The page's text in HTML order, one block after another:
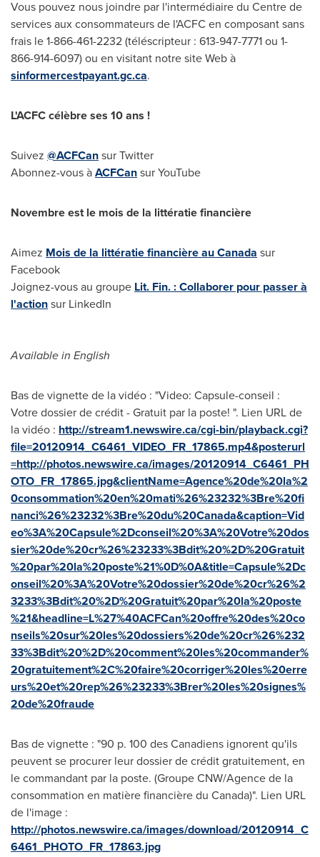
Vous pouvez nous joindre par l'intermédiaire du Centre de
services aux consommateurs de l'ACFC en composant sans
frais le 1-866-461-2232 (téléscripteur : 613-947-7771 ou 1-
866-914-6097) ou en visitant notre site Web à
sinformercestpayant.gc.ca.
L'ACFC célèbre ses 10 ans !
Suivez @ACFCansur Twitter
Abonnez-vous àACFCansur YouTube
Novembre est le mois de la littératie financière
Aimez Mois de la littératie financière auCanada sur
Facebook
Joignez-vous au groupe Lit. Fin. : Collaborer pour passer à
l'actionsur LinkedIn
Available in English
Bas de vignette de la vidéo : "Video: Capsule-conseil :
Votre dossier de crédit - Gratuit par la poste! ". Lien URL de
la vidéo : http://stream1.newswire.ca/cgi-bin/playback.cgi?
file=20120914_C6461_VIDEO_FR_17865.mp4&posterurl
=http://photos.newswire.ca/images/20120914_C6461_PH
OTO_FR_17865.jpg&clientName=Agence%20de%20la%2
0consommation%20en%20mati%26%23232%3Bre%20fi
nanci%26%23232%3Bre%20du%20Canada&caption=Vid
eo%3A%20Capsule%2Dconseil%20%3A%20Votre%20dos
sier%20de%20cr%26%23233%3Bdit%20%2D%20Gratuit
%20par%20la%20poste%21%0D%0A&title=Capsule%2Dc
onseil%20%3A%20Votre%20dossier%20de%20cr%26%2
3233%3Bdit%20%2D%20Gratuit%20par%20la%20poste
%21&headline=L%27%40ACFCan%20offre%20des%20co
nseils%20sur%20les%20dossiers%20de%20cr%26%232
33%3Bdit%20%2D%20comment%20les%20commander%
20gratuitement%2C%20faire%20corriger%20les%20erre
urs%20et%20rep%26%23233%3Brer%20les%20signes%
20de%20fraude
Bas de vignette : "90 p. 100 des Canadiens ignorent qu'ils
peuvent se procurer leur dossier de crédit gratuitement, en
le commandant par la poste. (Groupe CNW/Agence de la
consommation en matière financière du Canada)". Lien URL
de l'image :
http://photos.newswire.ca/images/download/20120914_C
6461_PHOTO_FR_17863.jpg